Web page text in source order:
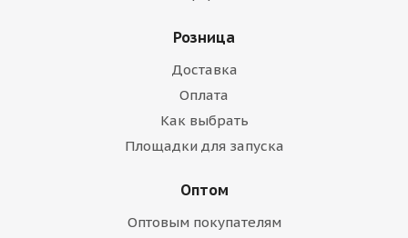
Розница
Доставка
Оплата
Как выбрать
Площадки для запуска
Оптом
Оптовым покупателям